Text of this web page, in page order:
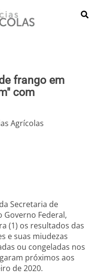
frango em
com
Agrícolas
Secretaria de
Governo Federal,
(1) os resultados das
e suas miudezas
ou congeladas nos
próximos aos
de 2020.